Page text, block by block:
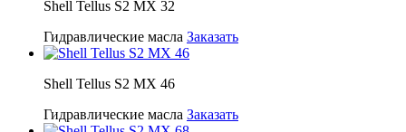
Shell Tellus S2 MX 32
Гидравлические масла Заказать
Shell Tellus S2 MX 46
Гидравлические масла Заказать